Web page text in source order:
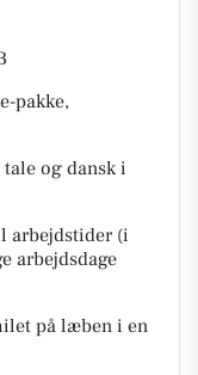
pakke,
og dansk i
arbejdstider (i
arbejdsdage
på læben i en